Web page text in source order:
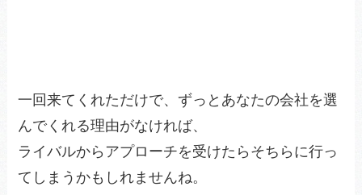
一回来てくれただけで、ずっとあなたの会社を選
んでくれる理由がなければ、
ライバルからアプローチを受けたらそちらに行っ
てしまうかもしれませんね。